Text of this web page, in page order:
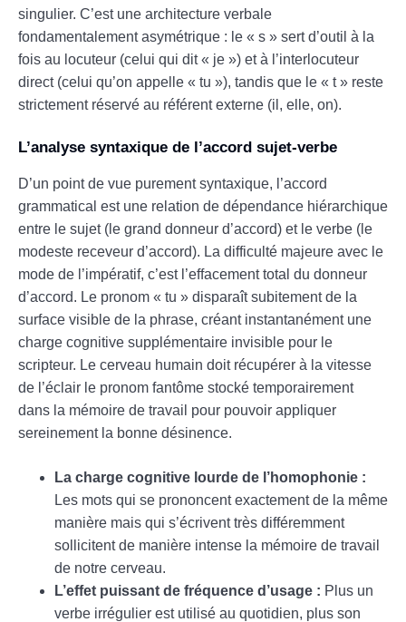
singulier. C’est une architecture verbale
fondamentalement asymétrique : le « s » sert d’outil à la
fois au locuteur (celui qui dit « je ») et à l’interlocuteur
direct (celui qu’on appelle « tu »), tandis que le « t » reste
strictement réservé au référent externe (il, elle, on).
L’analyse syntaxique de l’accord sujet-verbe
D’un point de vue purement syntaxique, l’accord
grammatical est une relation de dépendance hiérarchique
entre le sujet (le grand donneur d’accord) et le verbe (le
modeste receveur d’accord). La difficulté majeure avec le
mode de l’impératif, c’est l’effacement total du donneur
d’accord. Le pronom « tu » disparaît subitement de la
surface visible de la phrase, créant instantanément une
charge cognitive supplémentaire invisible pour le
scripteur. Le cerveau humain doit récupérer à la vitesse
de l’éclair le pronom fantôme stocké temporairement
dans la mémoire de travail pour pouvoir appliquer
sereinement la bonne désinence.
La charge cognitive lourde de l’homophonie :
Les mots qui se prononcent exactement de la même
manière mais qui s’écrivent très différemment
sollicitent de manière intense la mémoire de travail
de notre cerveau.
L’effet puissant de fréquence d’usage : Plus un
verbe irrégulier est utilisé au quotidien, plus son